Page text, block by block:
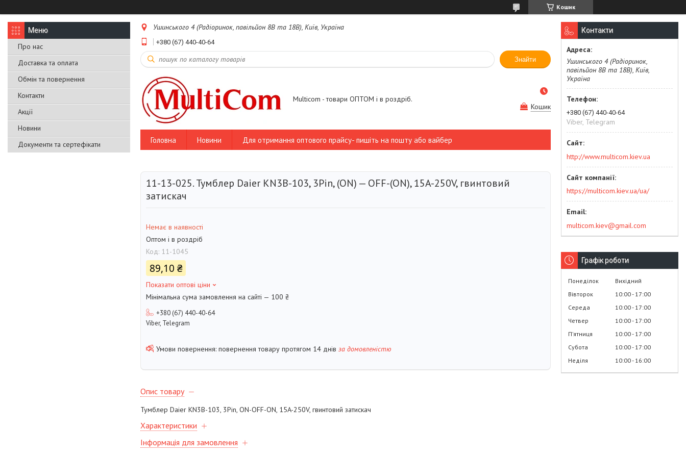
Кошик
Про нас
Доставка та оплата
Обмін та повернення
Контакти
Акції
Новини
Документи та сертефікати
Ушинського 4 (Радіоринок, павільйон 8В та 18В), Київ, Україна
+380 (67) 440-40-64
Знайти
Multicom - товари ОПТОМ і в роздріб.
Кошик
Головна Новини Для отримання оптового прайсу- пишіть на пошту або вайбер
11-13-025. Тумблер Daier KN3B-103, 3Pin, (ON) — OFF-(ON), 15A-250V, гвинтовий
затискач
Немає в наявності
Оптом і в роздріб
Код: 11-1045
89,10 ₴
Показати оптові ціни
Мінімальна сума замовлення на сайті — 100 ₴
+380 (67) 440-40-64
Viber, Telegram
повернення товару протягом 14 днів за домовленістю
Опис товару
Тумблер Daier KN3B-103, 3Pin, ON-OFF-ON, 15A-250V, гвинтовий затискач
Характеристики
Інформація для замовлення
Контакти
Ушинського 4 (Радіоринок,
павільйон 8В та 18В), Київ,
Україна
+380 (67) 440-40-64
Viber, Telegram
http://www.multicom.kiev.ua
https://multicom.kiev.ua/ua/
multicom.kiev@gmail.com
Графік роботи
Понеділок
Вихідний
Вівторок
10:00 17:00
Середа
10:00 17:00
Четвер
10:00 17:00
Пʼятниця
10:00 17:00
Субота
10:00 17:00
Неділя
10:00 16:00